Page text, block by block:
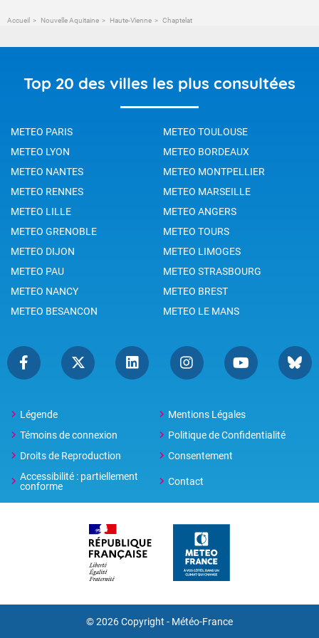
Accueil Nouvelle Aquitaine Haute-Vienne Chaptelat
Top 20 des villes les plus consultées
METEO PARIS
METEO TOULOUSE
METEO LYON
METEO BORDEAUX
METEO NANTES
METEO MONTPELLIER
METEO RENNES
METEO MARSEILLE
METEO LILLE
METEO ANGERS
METEO GRENOBLE
METEO TOURS
METEO DIJON
METEO LIMOGES
METEO PAU
METEO STRASBOURG
METEO NANCY
METEO BREST
METEO BESANCON
METEO LE MANS
Légende
Mentions Légales
Témoins de connexion
Politique de Confidentialité
Droits de Reproduction
Consentement
Accessibilité : partiellement
conforme
Contact
© 2026 Copyright - Météo-France